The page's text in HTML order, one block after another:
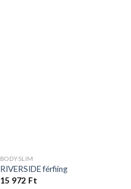
BODYSLIM
RIVERSIDE férfiing
15 972 Ft